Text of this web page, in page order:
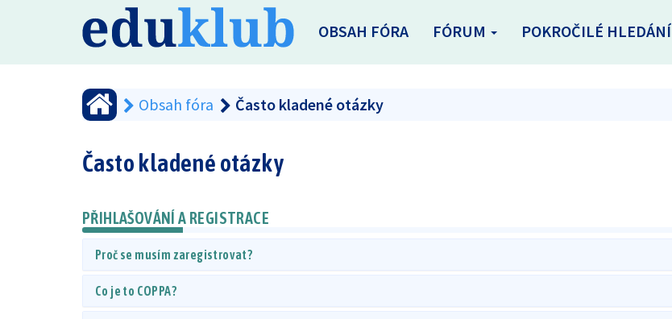
OBSAH FÓRA FÓRUM POKROČILÉ HLEDÁNÍ
Obsah fóra Často kladené otázky
Často kladené otázky
PŘIHLAŠOVÁNÍ A REGISTRACE
Proč se musím zaregistrovat?
Co je to COPPA?